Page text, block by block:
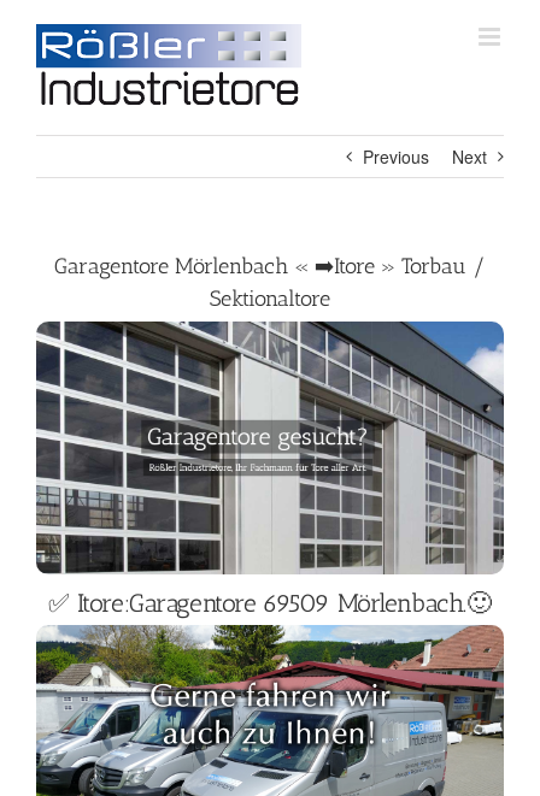
content
Previous Next
Garagentore Mörlenbach « ➡️Itore » Torbau /
Sektionaltore
✅ Itore:Garagentore 69509 Mörlenbach.🙂